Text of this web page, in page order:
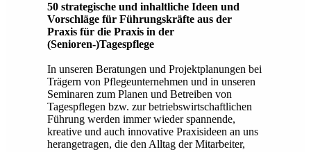
50 strategische und inhaltliche Ideen und
Vorschläge für Führungskräfte aus der
Praxis für die Praxis in der
(Senioren-)Tagespflege
In unseren Beratungen und Projektplanungen bei
Trägern von Pflegeunternehmen und in unseren
Seminaren zum Planen und Betreiben von
Tagespflegen bzw. zur betriebswirtschaftlichen
Führung werden immer wieder spannende,
kreative und auch innovative Praxisideen an uns
herangetragen, die den Alltag der Mitarbeiter,